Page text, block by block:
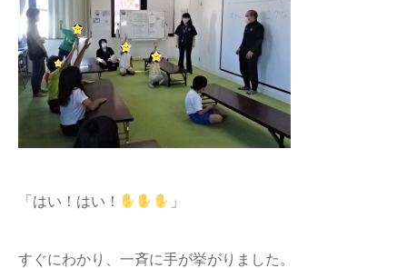
「はい！はい！ 」
すぐにわかり、一斉に手が挙がりました。